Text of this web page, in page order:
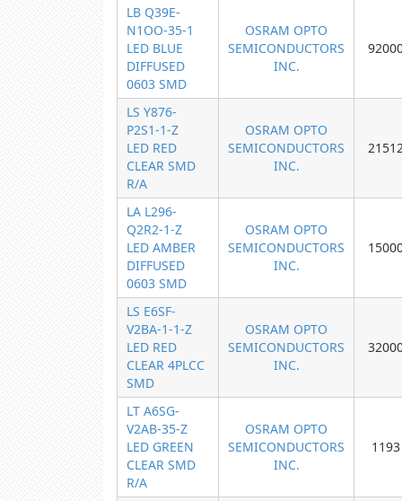
LB Q39E-
N1OO-35-1
LED BLUE
DIFFUSED
0603 SMD
OSRAM OPTO
SEMICONDUCTORS
INC.
LS Y876-
P2S1-1-Z
LED RED
CLEAR SMD
R/A
OSRAM OPTO
SEMICONDUCTORS
INC.
LA L296-
Q2R2-1-Z
LED AMBER
DIFFUSED
0603 SMD
OSRAM OPTO
SEMICONDUCTORS
INC.
LS E6SF-
V2BA-1-1-Z
LED RED
CLEAR 4PLCC
SMD
OSRAM OPTO
SEMICONDUCTORS
INC.
LT A6SG-
V2AB-35-Z
LED GREEN
CLEAR SMD
R/A
OSRAM OPTO
SEMICONDUCTORS
INC.
1193